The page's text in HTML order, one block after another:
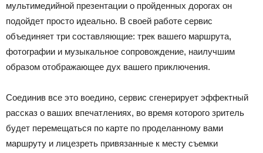
мультимедийной презентации о пройденных дорогах он
подойдет просто идеально. В своей работе сервис
объединяет три составляющие: трек вашего маршрута,
фотографии и музыкальное сопровождение, наилучшим
образом отображающее дух вашего приключения.
Соединив все это воедино, сервис сгенерирует эффектный
рассказ о ваших впечатлениях, во время которого зритель
будет перемещаться по карте по проделанному вами
маршруту и лицезреть привязанные к месту съемки